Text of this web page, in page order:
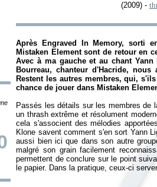
(2009) -
Après Engraved In Memory, sorti
Mistaken Element sont de retour en
Avec à ma gauche et au chant
Bourreau, chanteur d'Hacride,
Restent les autres membres, qui,
chance de jouer dans Mistaken
Passés les détails sur les membres de
un thrash extrême et résolument
cela s'associent des mélodies
Klone savent comment s'en sort Yann
aussi bien ici que dans son autre
malgré son grain facilement
permettent de conclure sur le point